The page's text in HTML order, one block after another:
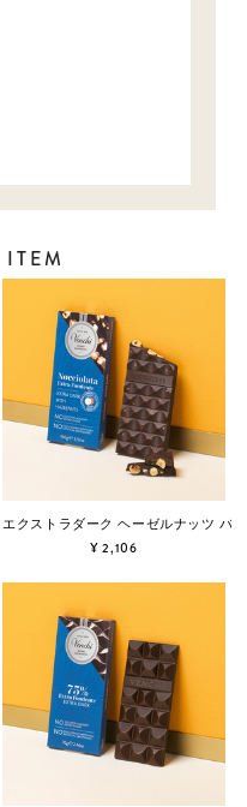
SUGAR
エクストラダーク ヘーゼルナッツ バ
¥ 2,106